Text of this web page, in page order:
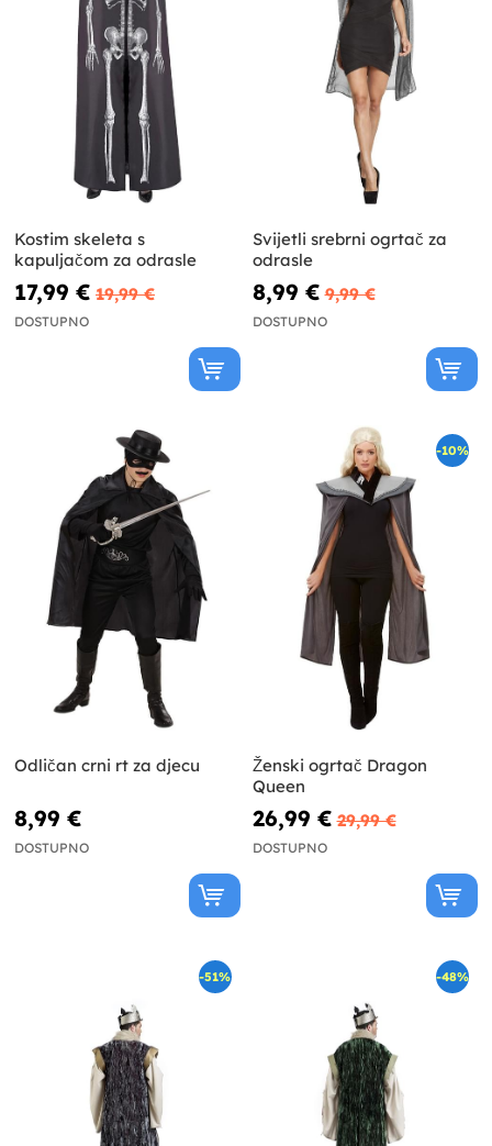
Kostim skeleta s
kapuljačom za odrasle
17,99 € 19,99 €
DOSTUPNO
Svijetli srebrni ogrtač za
odrasle
8,99 € 9,99 €
DOSTUPNO
Odličan crni rt za djecu
8,99 €
DOSTUPNO
-10%
Ženski ogrtač Dragon
Queen
26,99 € 29,99 €
DOSTUPNO
-51% -48%